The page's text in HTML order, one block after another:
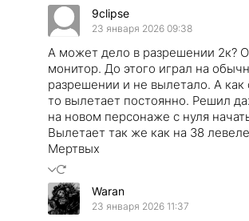
9clipse
23 января 2026 09:38
А может дело в разрешении 2к?
монитор. До этого играл на
разрешении и не вылетало. А как
то вылетает постоянно. Решил
на новом персонаже с нуля
Вылетает так же как на 38
Мертвых
Waran
23 января 2026 11:37